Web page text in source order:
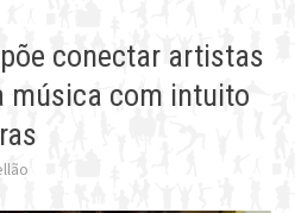
conectar artistas
música com intuito